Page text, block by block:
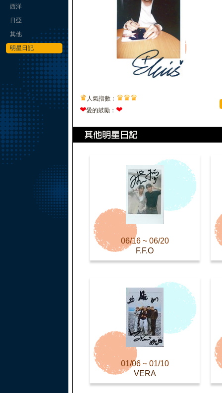
西洋
日亞
其他
明星日記
♛ 人氣指數： ♛♛♛
❤愛的鼓勵： ❤
06/16 ~ 06/20
F.F.O
01/06 ~ 01/10
VERA